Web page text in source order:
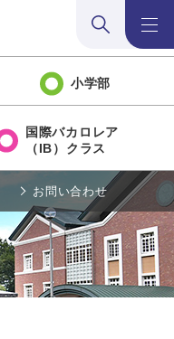
検索:開くメニュ
小学部
国際バカロレア
（IB）クラス
お問い合わせ